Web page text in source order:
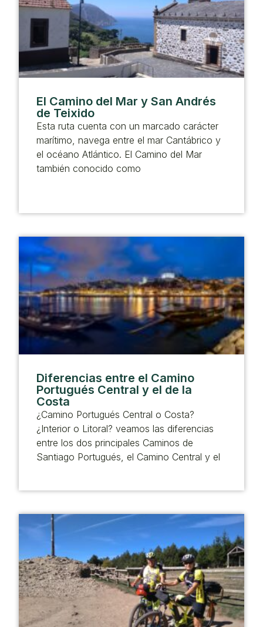
El Camino del Mar y San Andrés
de Teixido
Esta ruta cuenta con un marcado carácter
marítimo, navega entre el mar Cantábrico y
el océano Atlántico. El Camino del Mar
también conocido como
Diferencias entre el Camino
Portugués Central y el de la
Costa
¿Camino Portugués Central o Costa?
¿Interior o Litoral? veamos las diferencias
entre los dos principales Caminos de
Santiago Portugués, el Camino Central y el